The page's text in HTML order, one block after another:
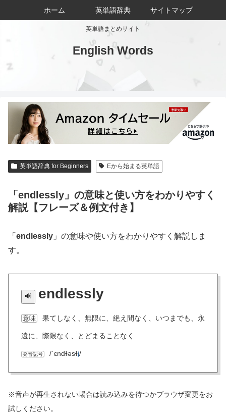
英単語まとめサイト
English Words
ホーム 英単語辞典 サイトマップ
英単語辞典 for Beginners Eから始まる英単語
「endlessly」の意味と使い方をわかりやすく
解説【フレーズ＆例文付き】
「 endlessly 」の意味や使い方をわかりやすく解説しま
す。
endlessly
意味 果てしなく、無限に、絶え間なく、いつまでも、永
遠に、際限なく、とどまることなく
発音記号 /ˈɛndɫəsɫi/
※音声が再生されない場合は読み込みを待つかブラウザ変更をお
試しください。